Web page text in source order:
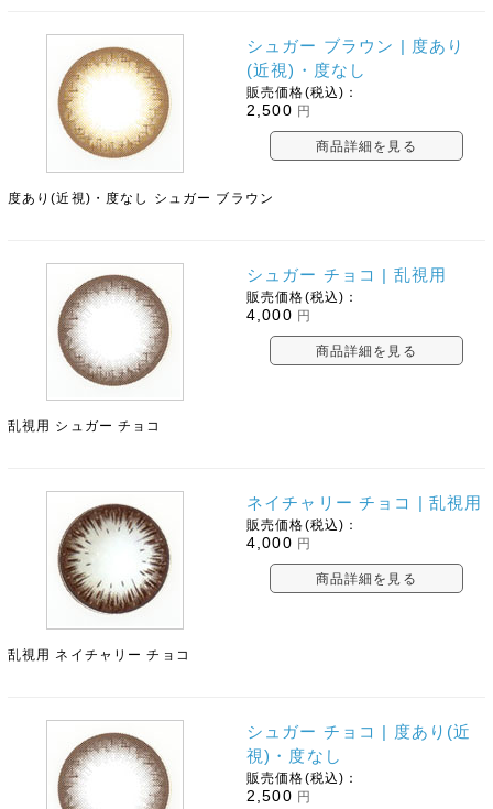
シュガー ブラウン | 度あり
(近視)・度なし
販売価格(税込)：
2,500 円
商品詳細を見る
度あり(近視)・度なし シュガー ブラウン
シュガー チョコ | 乱視用
販売価格(税込)：
4,000 円
商品詳細を見る
乱視用 シュガー チョコ
ネイチャリー チョコ | 乱視用
販売価格(税込)：
4,000 円
商品詳細を見る
乱視用 ネイチャリー チョコ
シュガー チョコ | 度あり(近
視)・度なし
販売価格(税込)：
2,500 円